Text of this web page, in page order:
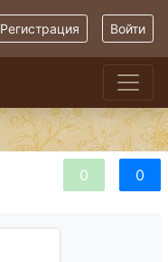
Регистрация Войти
0 0